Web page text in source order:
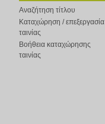
Αναζήτηση τίτλου
Καταχώρηση / επεξεργασία
ταινίας
Βοήθεια καταχώρησης
ταινίας